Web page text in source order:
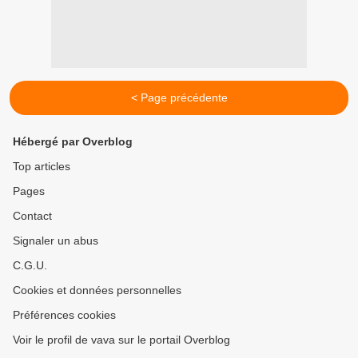
< Page précédente
Hébergé par Overblog
Top articles
Pages
Contact
Signaler un abus
C.G.U.
Cookies et données personnelles
Préférences cookies
Voir le profil de vava sur le portail Overblog